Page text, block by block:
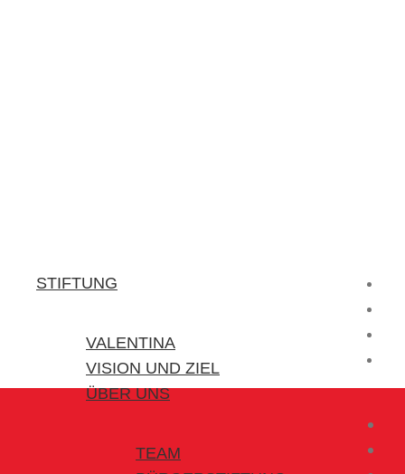
STIFTUNG
VALENTINA
VISION UND ZIEL
ÜBER UNS
TEAM